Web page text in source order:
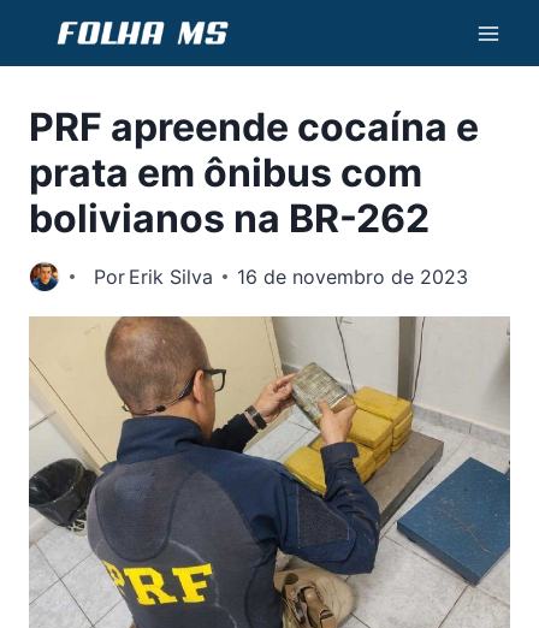
Conteúdo
PRF apreende cocaína e
prata em ônibus com
bolivianos na BR-262
Por Erik Silva 16 de novembro de 2023